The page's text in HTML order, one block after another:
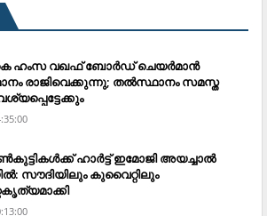
ഹംസ വഖഫ് ബോര്‍ഡ് ചെയര്‍മാന്‍
രാജിവെക്കുന്നു; തല്‍സ്ഥാനം സമസ്ത
ഹാര്‍ട്ട് ഇമോജി അയച്ചാല്‍
സൗദിയിലും കുവൈറ്റിലും